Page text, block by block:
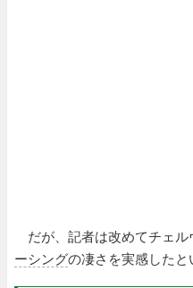
だが、記者は改めてチェル
ーシングの凄さを実感したと